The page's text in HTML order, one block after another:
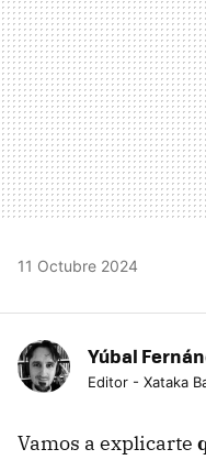
11 Octubre 2024
Yúbal
Editor - Xataka
Vamos a explicarte